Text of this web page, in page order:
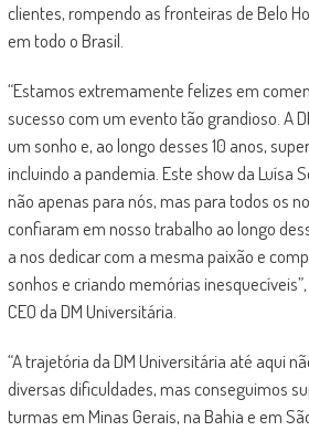
clientes, rompendo as fronteiras de Belo
em todo o Brasil.
“Estamos extremamente felizes em
sucesso com um evento tão grandioso. A
um sonho e, ao longo desses 10 anos,
incluindo a pandemia. Este show da Luísa
não apenas para nós, mas para todos os
confiaram em nosso trabalho ao longo
a nos dedicar com a mesma paixão e
sonhos e criando memórias inesquecíveis”,
CEO da DM Universitária.
“A trajetória da DM Universitária até aqui
diversas dificuldades, mas conseguimos
turmas em Minas Gerais, na Bahia e em